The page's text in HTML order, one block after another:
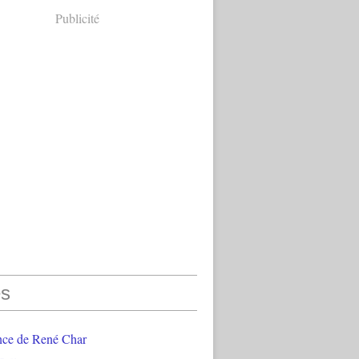
Publicité
de René Char